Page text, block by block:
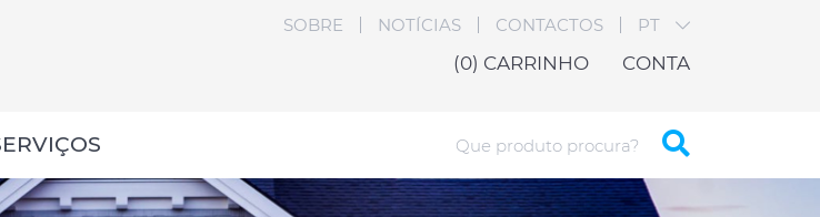
SOBRE NOTÍCIAS CONTACTOS PT
(0) CARRINHO CONTA